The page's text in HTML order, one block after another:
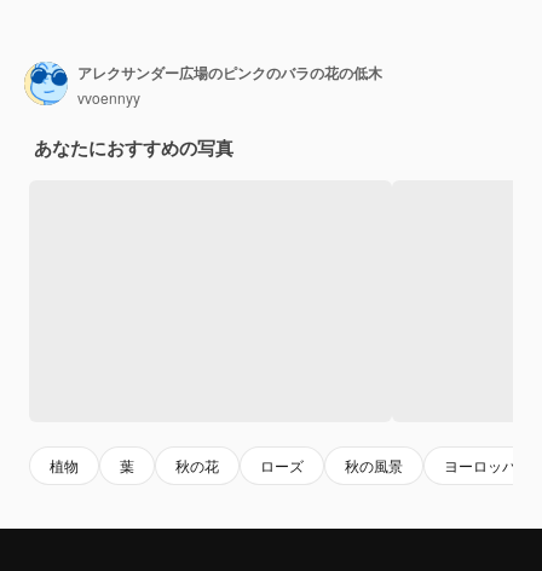
アレクサンダー広場のピンクのバラの花の低木
vvoennyy
あなたにおすすめの写真
植物 葉 秋の花 ローズ 秋の風景 ヨーロッパ